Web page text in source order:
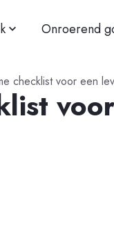
Onroerend
checklist voor een